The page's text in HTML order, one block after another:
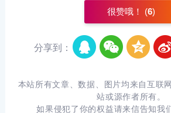
很赞哦！ (6)
分享到：
本站所有文章、数据、图片均来自互联
站或源作者所有。
如果侵犯了你的权益请来信告知我